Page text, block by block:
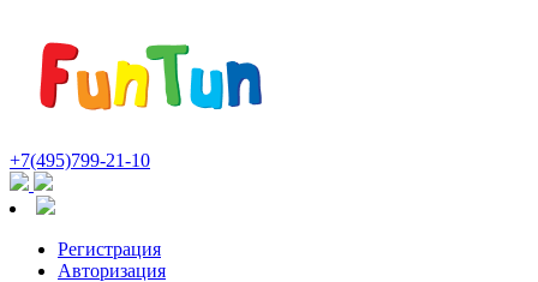
+7(495)799-21-10
Регистрация
Авторизация